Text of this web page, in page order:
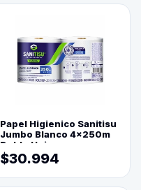
Papel Higienico Sanitisu
Jumbo Blanco 4x250m
Doble Hoja
$30.994